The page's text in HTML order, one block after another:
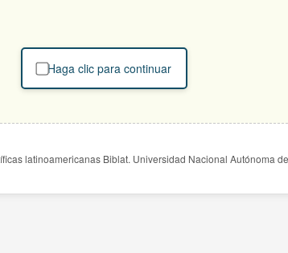
Haga clic para continuar
latinoamericanas Biblat. Universidad Nacional Autónoma